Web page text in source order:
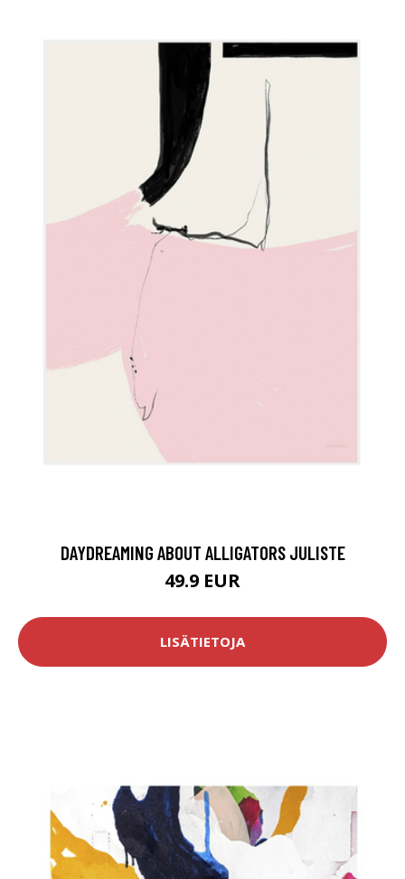
DAYDREAMING ABOUT ALLIGATORS JULISTE
49.9 EUR
LISÄTIETOJA